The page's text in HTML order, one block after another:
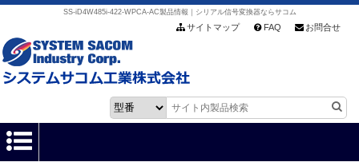
SS-iD4W485i-422-WPCA-AC製品情報｜シリアル信号変換器ならサコム
サイトマップ FAQ お問合せ